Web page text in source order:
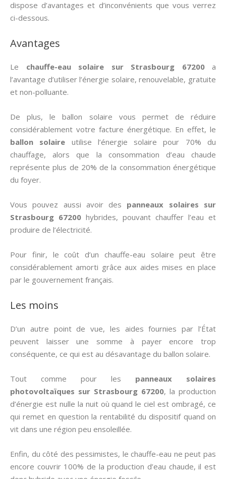
dispose d’avantages et d’inconvénients que vous verrez
ci-dessous.
Avantages
Le chauffe-eau solaire sur Strasbourg 67200a
l’avantage d’utiliser l’énergie solaire, renouvelable, gratuite
et non-polluante.
De plus, le ballon solaire vous permet de réduire
considérablement votre facture énergétique. En effet, le
ballon solaire utilise l’énergie solaire pour 70% du
chauffage, alors que la consommation d’eau chaude
représente plus de 20% de la consommation énergétique
du foyer.
Vous pouvez aussi avoir des panneaux solaires sur
Strasbourg 67200 hybrides, pouvant chauffer l’eau et
produire de l’électricité.
Pour finir, le coût d’un chauffe-eau solaire peut être
considérablement amorti grâce aux aides mises en place
par le gouvernement français.
Les moins
D’un autre point de vue, les aides fournies par l’État
peuvent laisser une somme à payer encore trop
conséquente, ce qui est au désavantage du ballon solaire.
Tout comme pour les panneaux solaires
photovoltaïques sur Strasbourg 67200, la production
d’énergie est nulle la nuit où quand le ciel est ombragé, ce
qui remet en question la rentabilité du dispositif quand on
vit dans une région peu ensoleillée.
Enfin, du côté des pessimistes, le chauffe-eau ne peut pas
encore couvrir 100% de la production d’eau chaude, il est